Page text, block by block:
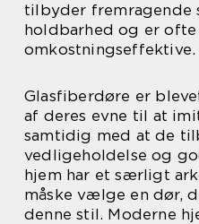
tilbyder fremragende
holdbarhed og er ofte
omkostningseffektive.
Glasfiberdøre er
af deres evne til at
samtidig med at de
vedligeholdelse og
hjem har et særligt
måske vælge en dør,
denne stil. Moderne